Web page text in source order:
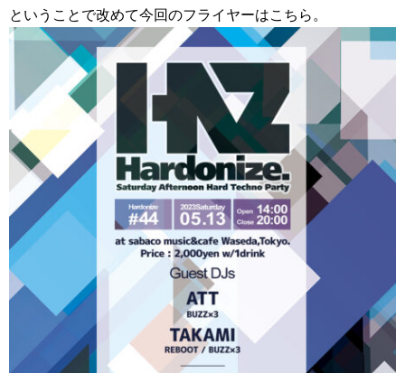
ということで改めて今回のフライヤーはこちら。